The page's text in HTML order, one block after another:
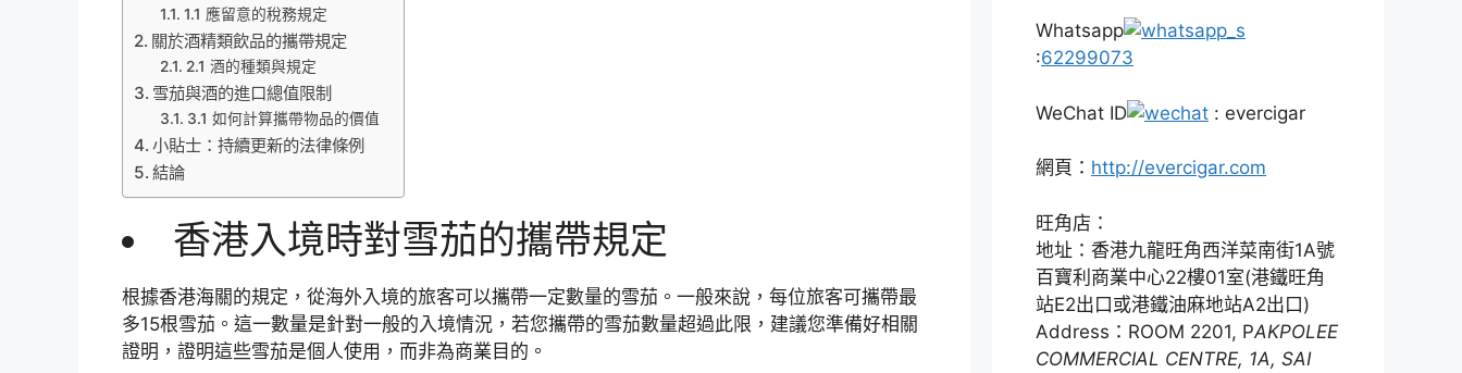
1.1 應留意的稅務規定
關於酒精類飲品的攜帶規定
2.1 酒的種類與規定
雪茄與酒的進口總值限制
3.1 如何計算攜帶物品的價值
小貼士：持續更新的法律條例
結論
香港入境時對雪茄的攜帶規定
根據香港海關的規定，從海外入境的旅客可以攜帶一定數量的雪茄。一般來說，每位旅客可攜帶最
多15根雪茄。這一數量是針對一般的入境情況，若您攜帶的雪茄數量超過此限，建議您準備好相關
證明，證明這些雪茄是個人使用，而非為商業目的。
Whatsapp
:62299073
WeChat ID : evercigar
網頁： http://evercigar.com
旺角店：
地址：香港九龍旺角西洋菜南街1A號
百寶利商業中心22樓01室(港鐵旺角
站E2出口或港鐵油麻地站A2出口)
Address：ROOM 2201, PAKPOLEE
COMMERCIAL CENTRE, 1A, SAI